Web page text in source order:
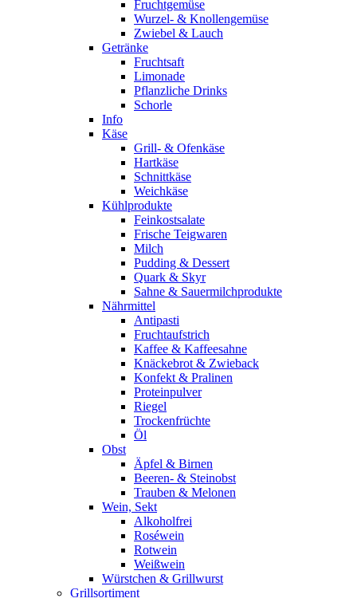
Fruchtgemüse
Wurzel- & Knollengemüse
Zwiebel & Lauch
Getränke
Fruchtsaft
Limonade
Pflanzliche Drinks
Schorle
Info
Käse
Grill- & Ofenkäse
Hartkäse
Schnittkäse
Weichkäse
Kühlprodukte
Feinkostsalate
Frische Teigwaren
Milch
Pudding & Dessert
Quark & Skyr
Sahne & Sauermilchprodukte
Nährmittel
Antipasti
Fruchtaufstrich
Kaffee & Kaffeesahne
Knäckebrot & Zwieback
Konfekt & Pralinen
Proteinpulver
Riegel
Trockenfrüchte
Öl
Obst
Äpfel & Birnen
Beeren- & Steinobst
Trauben & Melonen
Wein, Sekt
Alkoholfrei
Roséwein
Rotwein
Weißwein
Würstchen & Grillwurst
Grillsortiment